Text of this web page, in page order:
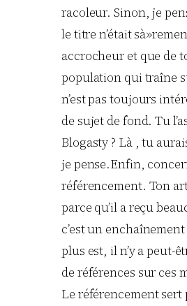
racoleur. Sinon, je
le titre n’était
accrocheur et que de
population qui traîne
n’est pas toujours
de sujet de fond. Tu
Blogasty ? Là , tu
je pense.Enfin,
référencement. Ton
parce qu’il a reçu
c’est un
plus est, il n’y a peut-
de références sur ces
Le référencement